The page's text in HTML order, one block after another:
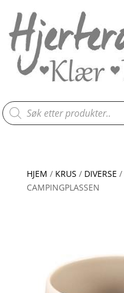
Products
search
HJEM / KRUS / DIVERSE /
CAMPINGPLASSEN